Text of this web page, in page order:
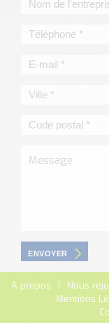
ENVOYER
A propos Nous
Mentions